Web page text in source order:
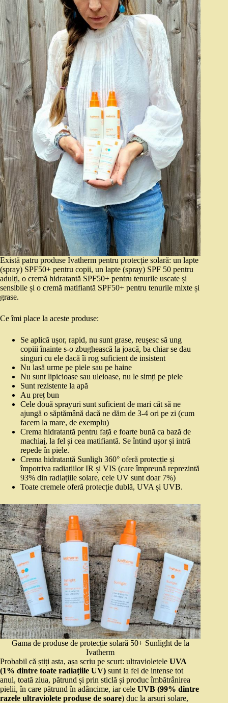
Există patru produse Ivatherm pentru protecție solară: un lapte
(spray) SPF50+ pentru copii, un lapte (spray) SPF 50 pentru
adulți, o cremă hidratantă SPF50+ pentru tenurile uscate și
sensibile și o cremă matifiantă SPF50+ pentru tenurile mixte și
grase.
Ce îmi place la aceste produse:
Se aplică ușor, rapid, nu sunt grase, reușesc să ung
copiii înainte s-o zbughească la joacă, ba chiar se dau
singuri cu ele dacă îi rog suficient de insistent
Nu lasă urme pe piele sau pe haine
Nu sunt lipicioase sau uleioase, nu le simți pe piele
Sunt rezistente la apă
Au preț bun
Cele două sprayuri sunt suficient de mari cât să ne
ajungă o săptămână dacă ne dăm de 3-4 ori pe zi (cum
facem la mare, de exemplu)
Crema hidratantă pentru față e foarte bună ca bază de
machiaj, la fel și cea matifiantă. Se întind ușor și intră
repede în piele.
Crema hidratantă Sunligh 360° oferă protecție și
împotriva radiațiilor IR și VIS (care împreună reprezintă
93% din radiațiile solare, cele UV sunt doar 7%)
Toate cremele oferă protecție dublă, UVA și UVB.
Gama de produse de protecție solară 50+ Sunlight de la
Ivatherm
Probabil că știți asta, așa scriu pe scurt: ultravioletele UVA
(1% dintre toate radiațiile UV) sunt la fel de intense tot
anul, toată ziua, pătrund și prin sticlă și produc îmbătrânirea
pielii, în care pătrund în adâncime, iar cele UVB (99% dintre
razele ultraviolete produse de soare) duc la arsuri solare,